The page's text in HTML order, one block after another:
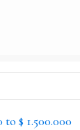
to $ 1.500.000